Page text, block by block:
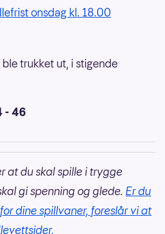
onsdag kl. 18.00
trukket ut, i stigende
- 46
at du skal spille i trygge
gi spenning og glede. Er du
dine spillvaner, foreslår vi at